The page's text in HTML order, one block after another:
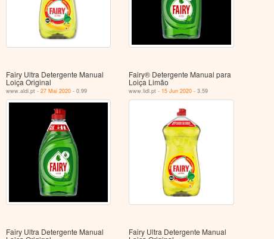
Fairy Ultra Detergente Manual
Loiça Original
www.aldi.pt - 27 Mai 2020- 0.99
Fairy® Detergente Manual para
Loiça Limão
www.lidl.pt - 15 Jun 2020 - 3.59
Fairy Ultra Detergente Manual Fairy Ultra Detergente Manual